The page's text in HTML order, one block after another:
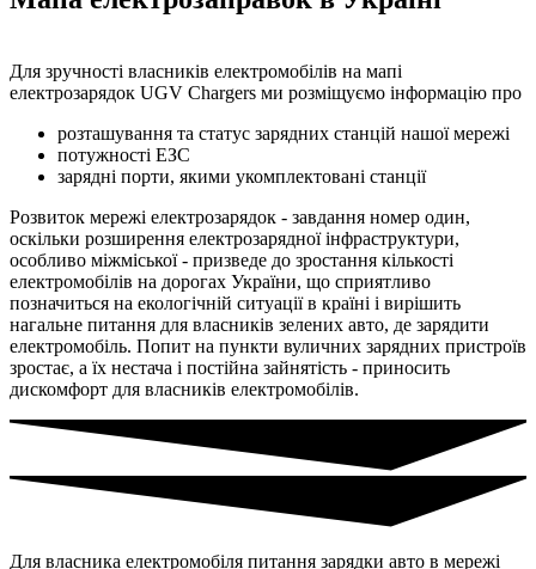
Для зручності власників електромобілів на мапі
електрозарядок UGV Chargers ми розміщуємо інформацію про
розташування та статус зарядних станцій нашої мережі
потужності ЕЗС
зарядні порти, якими укомплектовані станції
Розвиток мережі електрозарядок - завдання номер один,
оскільки розширення електрозарядної інфраструктури,
особливо міжміської - призведе до зростання кількості
електромобілів на дорогах України, що сприятливо
позначиться на екологічній ситуації в країні і вирішить
нагальне питання для власників зелених авто, де зарядити
електромобіль. Попит на пункти вуличних зарядних пристроїв
зростає, а їх нестача і постійна зайнятість - приносить
дискомфорт для власників електромобілів.
Для власника електромобіля питання зарядки авто в мережі